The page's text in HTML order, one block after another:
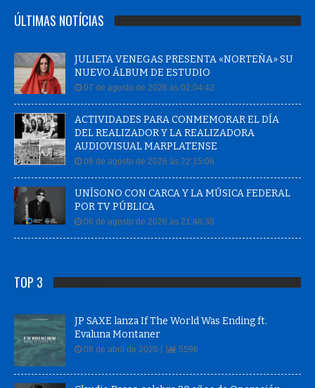
ÚLTIMAS NOTÍCIAS
JULIETA VENEGAS PRESENTA «NORTEÑA» SU
NUEVO ÁLBUM DE ESTUDIO
07 de agosto de 2026 às 02:04:42
ACTIVIDADES PARA CONMEMORAR EL DÍA
DEL REALIZADOR Y LA REALIZADORA
AUDIOVISUAL MARPLATENSE
06 de agosto de 2026 às 22:15:06
UNÍSONO CON CARCA Y LA MÚSICA FEDERAL
POR TV PÚBLICA
06 de agosto de 2026 às 21:48:38
TOP 3
JP SAXE lanza If The World Was Ending ft.
Evaluna Montaner
08 de abril de 2020 | 5596